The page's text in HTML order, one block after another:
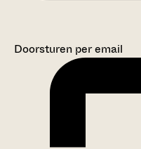
Doorsturen per email